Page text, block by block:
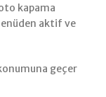
kapama
aktif ve
geçer